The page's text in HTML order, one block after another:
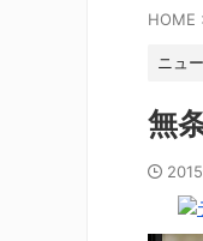
HOME
ニュ
無